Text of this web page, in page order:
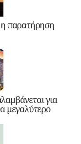
η παρατήρηση
για
μεγαλύτερο